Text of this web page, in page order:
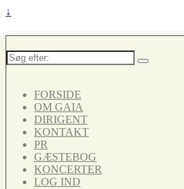
↓
Søg
efter:
FORSIDE
OM GAIA
DIRIGENT
KONTAKT
PR
GÆSTEBOG
KONCERTER
LOG IND